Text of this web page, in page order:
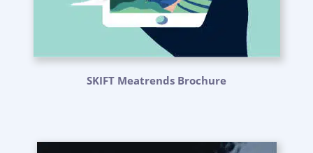
SKIFT Meatrends Brochure